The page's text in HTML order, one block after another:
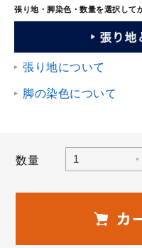
張り地・脚染色・数量を選択して
張り地について
脚の染色について
数量